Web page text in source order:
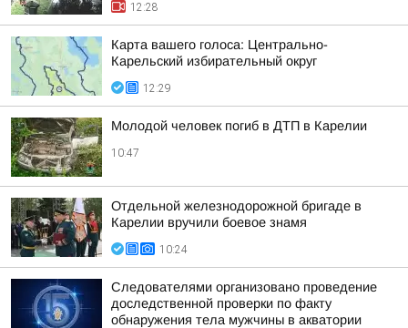
12:28
Карта вашего голоса: Центрально-
Карельский избирательный округ
12:29
Молодой человек погиб в ДТП в Карелии
10:47
Отдельной железнодорожной бригаде в
Карелии вручили боевое знамя
10:24
Следователями организовано проведение
доследственной проверки по факту
обнаружения тела мужчины в акватории